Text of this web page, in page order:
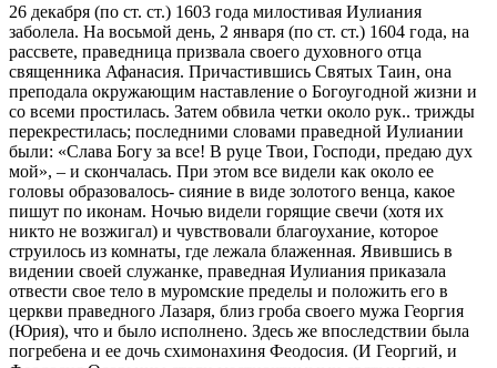
26 декабря (по ст. ст.) 1603 года милостивая Иулиания
заболела. На восьмой день, 2 января (по ст. ст.) 1604 года, на
рассвете, праведница призвала своего духовного отца
священника Афанасия. Причастившись Святых Таин, она
преподала окружающим наставление о Богоугодной жизни и
со всеми простилась. Затем обвила четки около рук.. трижды
перекрестилась; последними словами праведной Иулиании
были: «Слава Богу за все! В руце Твои, Господи, предаю дух
мой», – и скончалась. При этом все видели как около ее
головы образовалось- сияние в виде золотого венца, какое
пишут по иконам. Ночью видели горящие свечи (хотя их
никто не возжигал) и чувствовали благоухание, которое
струилось из комнаты, где лежала блаженная. Явившись в
видении своей служанке, праведная Иулиания приказала
отвести свое тело в муромские пределы и положить его в
церкви праведного Лазаря, близ гроба своего мужа Георгия
(Юрия), что и было исполнено. Здесь же впоследствии была
погребена и ее дочь схимонахиня Феодосия. (И Георгий, и